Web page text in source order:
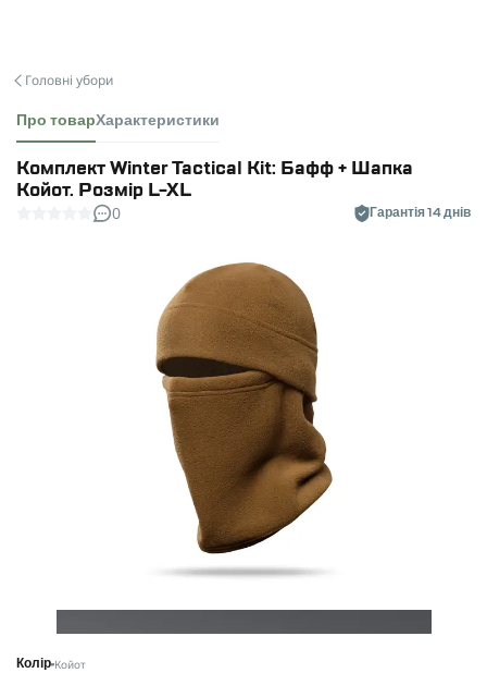
Головні убори
Про товарХарактеристики
Комплект Winter Tactical Kit: Бафф + Шапка
Койот. Розмір L-XL
0 Гарантія 14 днів
Колір Койот